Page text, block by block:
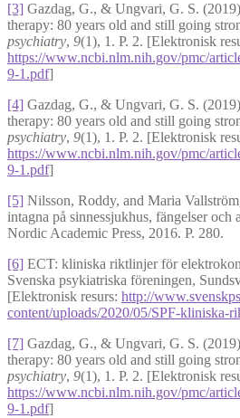
[3] Gazdag, G., & Ungvari, G. S.
therapy: 80 years old and still going
psychiatry, 9(1), 1. P. 2. [Elektronisk
https://www.ncbi.nlm.nih.gov/pmc/
9-1.pdf]
[4] Gazdag, G., & Ungvari, G. S.
therapy: 80 years old and still going
psychiatry, 9(1), 1. P. 2. [Elektronisk
https://www.ncbi.nlm.nih.gov/pmc/
9-1.pdf]
[5] Nilsson, Roddy, and Maria
intagna på sinnessjukhus, fängelser och
Nordic Academic Press, 2016. P. 280.
[6] ECT: kliniska riktlinjer för
Svenska psykiatriska föreningen,
[Elektronisk resurs: http://
content/uploads/2020/05/SPF-kliniska-
[7] Gazdag, G., & Ungvari, G. S.
therapy: 80 years old and still going
psychiatry, 9(1), 1. P. 2. [Elektronisk
https://www.ncbi.nlm.nih.gov/pmc/
9-1.pdf]